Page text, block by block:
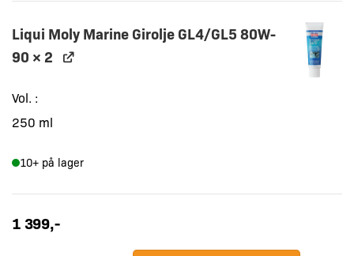
Liqui Moly Marine Girolje GL4/GL5 80W-
90 × 2
Vol.
250 ml
10+ på lager
1 399,-